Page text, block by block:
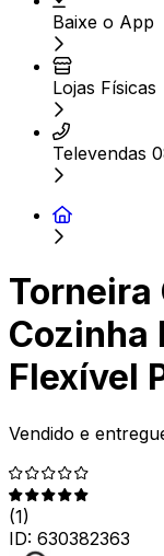
Baixe o App
Lojas Físicas
Televendas
Torneira
Cozinha
Flexível
Vendido e
(1)
ID: 630382363